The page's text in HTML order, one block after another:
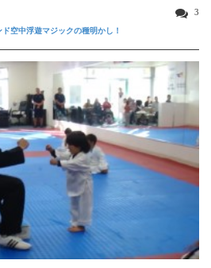
3
空中浮遊マジックの種明かし！